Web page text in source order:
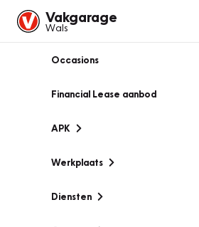
Vakgarage
Wals
Occasions
Financial Lease aanbod
APK
Werkplaats
Diensten